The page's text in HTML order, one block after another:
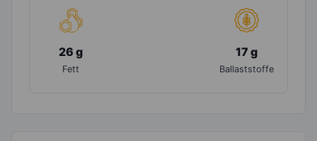
26 g
Fett
17 g
Ballaststoffe